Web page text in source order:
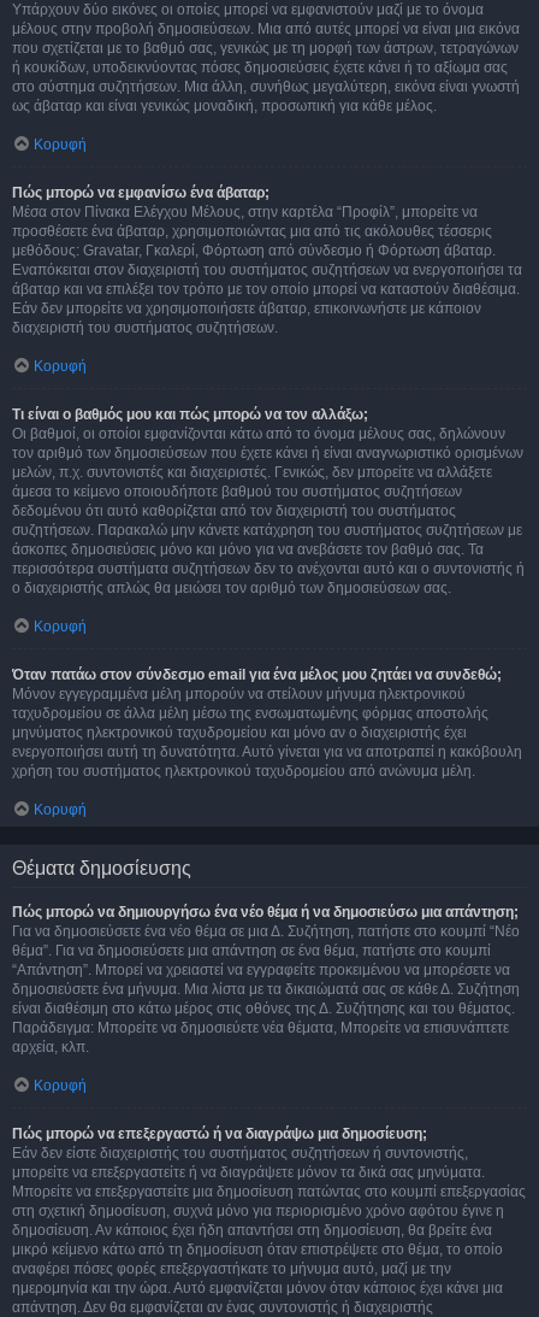
Υπάρχουν δύο εικόνες οι οποίες μπορεί να εμφανιστούν μαζί με το όνομα
μέλους στην προβολή δημοσιεύσεων. Μια από αυτές μπορεί να είναι μια εικόνα
που σχετίζεται με το βαθμό σας, γενικώς με τη μορφή των άστρων, τετραγώνων
ή κουκίδων, υποδεικνύοντας πόσες δημοσιεύσεις έχετε κάνει ή το αξίωμα σας
στο σύστημα συζητήσεων. Μια άλλη, συνήθως μεγαλύτερη, εικόνα είναι γνωστή
ως άβαταρ και είναι γενικώς μοναδική, προσωπική για κάθε μέλος.
Κορυφή
Πώς μπορώ να εμφανίσω ένα άβαταρ;
Μέσα στον Πίνακα Ελέγχου Μέλους, στην καρτέλα “Προφίλ”, μπορείτε να
προσθέσετε ένα άβαταρ, χρησιμοποιώντας μια από τις ακόλουθες τέσσερις
μεθόδους: Gravatar, Γκαλερί, Φόρτωση από σύνδεσμο ή Φόρτωση άβαταρ.
Εναπόκειται στον διαχειριστή του συστήματος συζητήσεων να ενεργοποιήσει τα
άβαταρ και να επιλέξει τον τρόπο με τον οποίο μπορεί να καταστούν διαθέσιμα.
Εάν δεν μπορείτε να χρησιμοποιήσετε άβαταρ, επικοινωνήστε με κάποιον
διαχειριστή του συστήματος συζητήσεων.
Κορυφή
Τι είναι ο βαθμός μου και πώς μπορώ να τον αλλάξω;
Οι βαθμοί, οι οποίοι εμφανίζονται κάτω από το όνομα μέλους σας, δηλώνουν
τον αριθμό των δημοσιεύσεων που έχετε κάνει ή είναι αναγνωριστικό ορισμένων
μελών, π.χ. συντονιστές και διαχειριστές. Γενικώς, δεν μπορείτε να αλλάξετε
άμεσα το κείμενο οποιουδήποτε βαθμού του συστήματος συζητήσεων
δεδομένου ότι αυτό καθορίζεται από τον διαχειριστή του συστήματος
συζητήσεων. Παρακαλώ μην κάνετε κατάχρηση του συστήματος συζητήσεων με
άσκοπες δημοσιεύσεις μόνο και μόνο για να ανεβάσετε τον βαθμό σας. Τα
περισσότερα συστήματα συζητήσεων δεν το ανέχονται αυτό και ο συντονιστής ή
ο διαχειριστής απλώς θα μειώσει τον αριθμό των δημοσιεύσεων σας.
Κορυφή
Όταν πατάω στον σύνδεσμο email για ένα μέλος μου ζητάει να συνδεθώ;
Μόνον εγγεγραμμένα μέλη μπορούν να στείλουν μήνυμα ηλεκτρονικού
ταχυδρομείου σε άλλα μέλη μέσω της ενσωματωμένης φόρμας αποστολής
μηνύματος ηλεκτρονικού ταχυδρομείου και μόνο αν ο διαχειριστής έχει
ενεργοποιήσει αυτή τη δυνατότητα. Αυτό γίνεται για να αποτραπεί η κακόβουλη
χρήση του συστήματος ηλεκτρονικού ταχυδρομείου από ανώνυμα μέλη.
Κορυφή
Θέματα δημοσίευσης
Πώς μπορώ να δημιουργήσω ένα νέο θέμα ή να δημοσιεύσω μια απάντηση;
Για να δημοσιεύσετε ένα νέο θέμα σε μια Δ. Συζήτηση, πατήστε στο κουμπί “Νέο
θέμα”. Για να δημοσιεύσετε μια απάντηση σε ένα θέμα, πατήστε στο κουμπί
“Απάντηση”. Μπορεί να χρειαστεί να εγγραφείτε προκειμένου να μπορέσετε να
δημοσιεύσετε ένα μήνυμα. Μια λίστα με τα δικαιώματά σας σε κάθε Δ. Συζήτηση
είναι διαθέσιμη στο κάτω μέρος στις οθόνες της Δ. Συζήτησης και του θέματος.
Παράδειγμα: Μπορείτε να δημοσιεύετε νέα θέματα, Μπορείτε να επισυνάπτετε
αρχεία, κλπ.
Κορυφή
Πώς μπορώ να επεξεργαστώ ή να διαγράψω μια δημοσίευση;
Εάν δεν είστε διαχειριστής του συστήματος συζητήσεων ή συντονιστής,
μπορείτε να επεξεργαστείτε ή να διαγράψετε μόνον τα δικά σας μηνύματα.
Μπορείτε να επεξεργαστείτε μια δημοσίευση πατώντας στο κουμπί επεξεργασίας
στη σχετική δημοσίευση, συχνά μόνο για περιορισμένο χρόνο αφότου έγινε η
δημοσίευση. Αν κάποιος έχει ήδη απαντήσει στη δημοσίευση, θα βρείτε ένα
μικρό κείμενο κάτω από τη δημοσίευση όταν επιστρέψετε στο θέμα, το οποίο
αναφέρει πόσες φορές επεξεργαστήκατε το μήνυμα αυτό, μαζί με την
ημερομηνία και την ώρα. Αυτό εμφανίζεται μόνον όταν κάποιος έχει κάνει μια
απάντηση. Δεν θα εμφανίζεται αν ένας συντονιστής ή διαχειριστής